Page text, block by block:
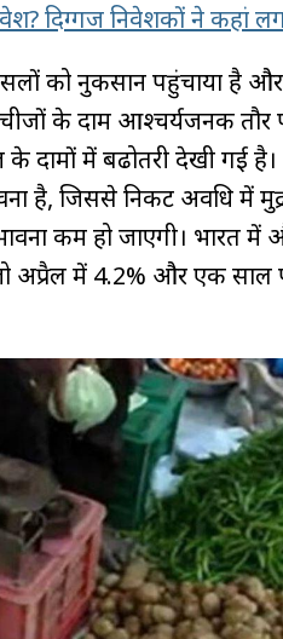
दिग्गज निवेशकों ने कहां
को नुकसान पहुंचाया है
चीजों के दाम आश्चर्यजनक
के दामों में बढोतरी देखी गई
है, जिससे निकट अवधि में
कम हो जाएगी। भारत में
अप्रैल में 4.2% और एक साल